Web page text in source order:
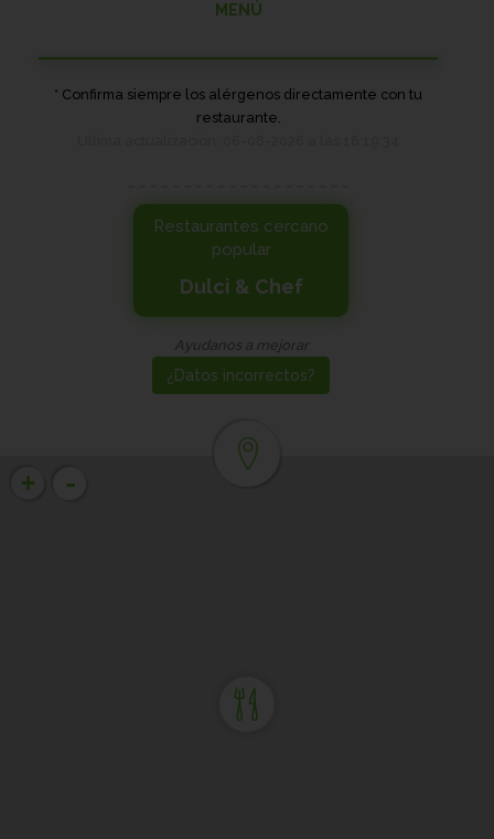
MENÚ
* Confirma siempre los alérgenos directamente con tu
restaurante.
Restaurantes cercano
popular
Dulci & Chef
Ayudanos a mejorar
¿Datos incorrectos?
+ -